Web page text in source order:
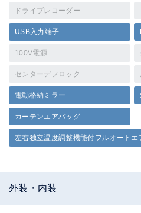
ドライブレコーダー
USB入力端子
100V電源
センターデフロック
電動格納ミラー
カーテンエアバッグ
左右独立温度調整機能付フルオートエ
外装・内装